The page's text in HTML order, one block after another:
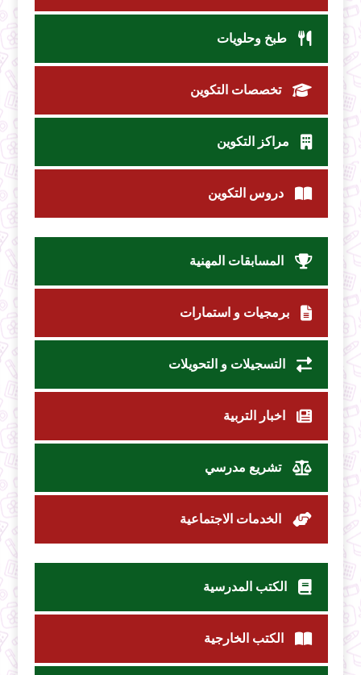
طبخ وحلويات
تخصصات التكوين
مراكز التكوين
دروس التكوين
المسابقات المهنية
برمجيات و استمارات
التسجيلات و التحويلات
اخبار التربية
تشريع مدرسي
الخدمات الاجتماعية
الكتب المدرسية
الكتب الخارجية